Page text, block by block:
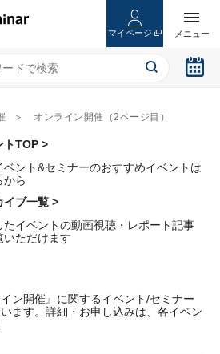
マイページ
オンライン開催（2ページ目）
トTOP >
ベント&セミナーのおすすめイベントは
から
イブ一覧 >
たイベントの動画視聴・レポート記事
いただけます
ン開催』に関するイベント/セミナー
ます。詳細・お申し込みは、各イベン